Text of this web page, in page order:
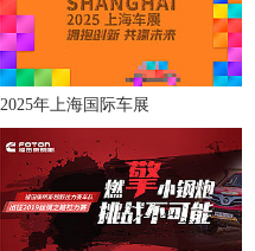
2025年上海国际车展